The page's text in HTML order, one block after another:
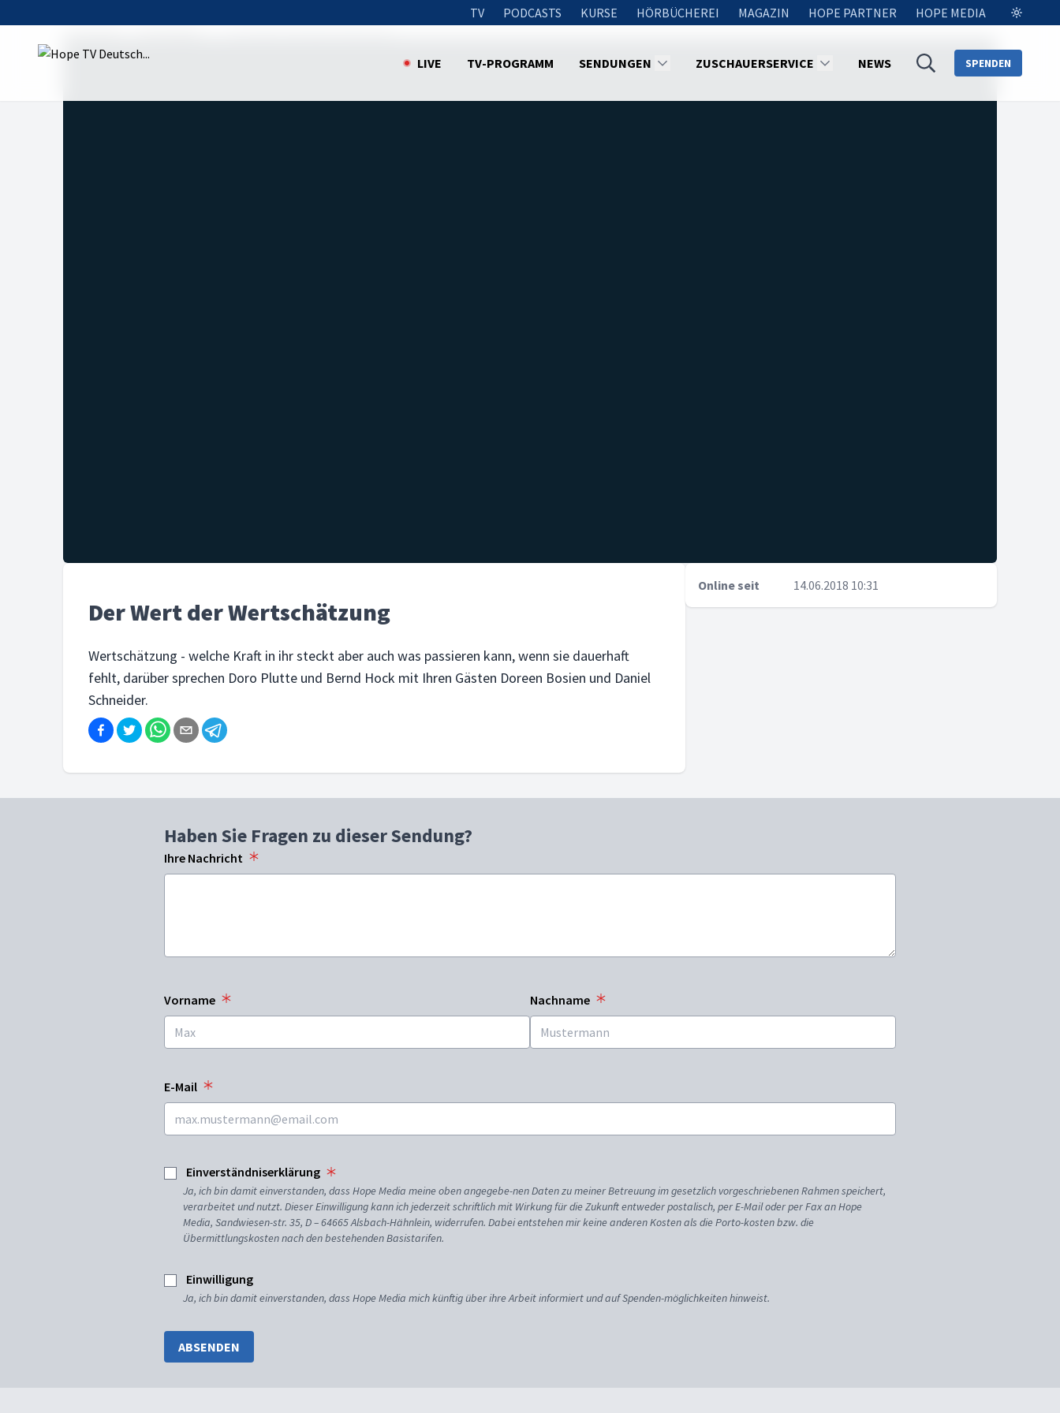
TV PODCASTS KURSE HÖRBÜCHEREI MAGAZIN HOPE PARTNER HOPE MEDIA
LIVE TV-PROGRAMM SENDUNGEN ZUSCHAUERSERVICE NEWS SPENDEN
Der Wert der Wertschätzung
Wertschätzung - welche Kraft in ihr steckt aber auch was passieren kann, wenn sie dauerhaft
fehlt, darüber sprechen Doro Plutte und Bernd Hock mit Ihren Gästen Doreen Bosien und Daniel
Schneider.
Online seit 14.06.2018 10:31
Haben Sie Fragen zu dieser Sendung?
Ihre Nachricht
Vorname Nachname
E-Mail
Einverständniserklärung
Ja, ich bin damit einverstanden, dass Hope Media meine oben angegebe-nen Daten zu meiner Betreuung im gesetzlich vorgeschriebenen Rahmen speichert,
verarbeitet und nutzt. Dieser Einwilligung kann ich jederzeit schriftlich mit Wirkung für die Zukunft entweder postalisch, per E-Mail oder per Fax an Hope
Media, Sandwiesen-str. 35, D – 64665 Alsbach-Hähnlein, widerrufen. Dabei entstehen mir keine anderen Kosten als die Porto-kosten bzw. die
Übermittlungskosten nach den bestehenden Basistarifen.
Einwilligung
Ja, ich bin damit einverstanden, dass Hope Media mich künftig über ihre Arbeit informiert und auf Spenden-möglichkeiten hinweist.
ABSENDEN